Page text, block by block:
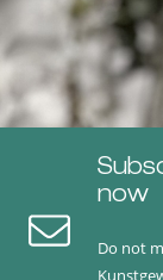
now
Do not